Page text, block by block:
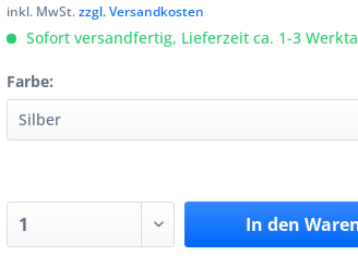
inkl. MwSt.zzgl. Versandkosten
Sofort versandfertig, Lieferzeit ca. 1-3
Farbe:
In den